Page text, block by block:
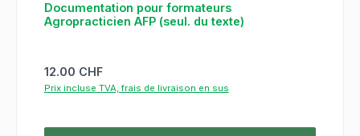
Documentation pour formateurs
Agropracticien AFP (seul. du texte)
Prix régulier :
12.00 CHF
Prix incluse TVA, frais de livraison en sus